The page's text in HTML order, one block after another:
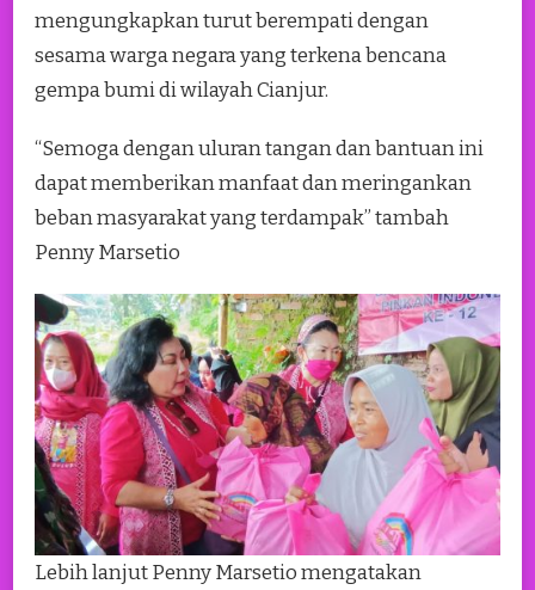
mengungkapkan turut berempati dengan
sesama warga negara yang terkena bencana
gempa bumi di wilayah Cianjur.
“Semoga dengan uluran tangan dan bantuan ini
dapat memberikan manfaat dan meringankan
beban masyarakat yang terdampak” tambah
Penny Marsetio
Lebih lanjut Penny Marsetio mengatakan